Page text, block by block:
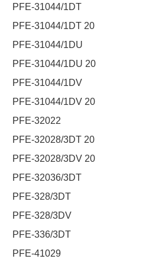
PFE-31044/1DT
PFE-31044/1DT 20
PFE-31044/1DU
PFE-31044/1DU 20
PFE-31044/1DV
PFE-31044/1DV 20
PFE-32022
PFE-32028/3DT 20
PFE-32028/3DV 20
PFE-32036/3DT
PFE-328/3DT
PFE-328/3DV
PFE-336/3DT
PFE-41029